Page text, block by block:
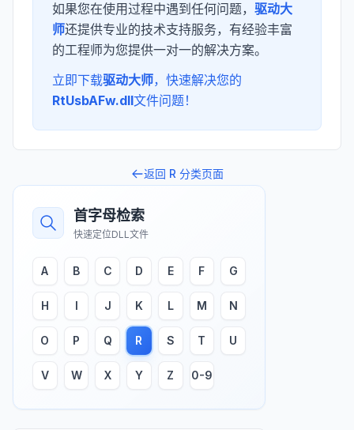
如果您在使用过程中遇到任何问题， 驱动大
师还提供专业的技术支持服务，有经验丰富
的工程师为您提供一对一的解决方案。
立即下载驱动大师，快速解决您的
RtUsbAFw.dll文件问题！
返回 R 分类页面
首字母检索
快速定位DLL文件
A B C D E F G
H I J K L M N
O P Q R S T U
V W X Y Z 0-9